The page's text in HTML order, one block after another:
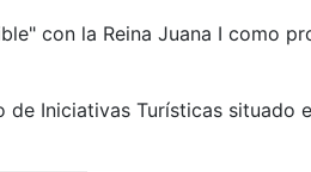
con la Reina Juana I como
de Iniciativas Turísticas situado